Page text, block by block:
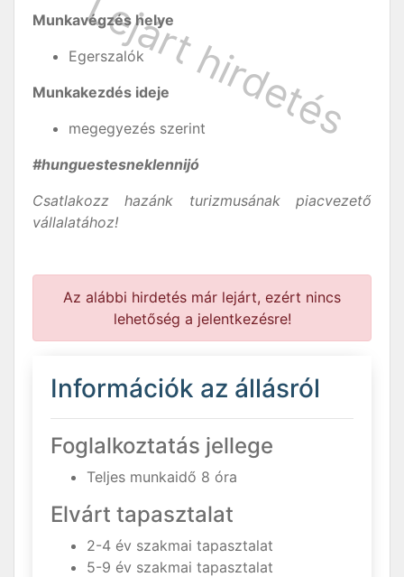
Munkavégzés helye
Egerszalók
Munkakezdés ideje
megegyezés szerint
#hunguestesneklennijó
Csatlakozz hazánk turizmusának piacvezető
vállalatához!
Az alábbi hirdetés már lejárt, ezért nincs
lehetőség a jelentkezésre!
Információk az állásról
Foglalkoztatás jellege
Teljes munkaidő 8 óra
Elvárt tapasztalat
2-4 év szakmai tapasztalat
5-9 év szakmai tapasztalat